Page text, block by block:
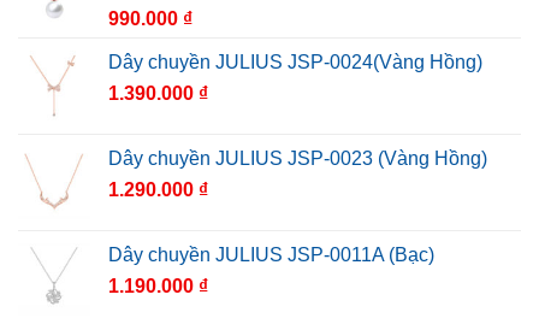
990.000 ₫
Dây chuyền JULIUS JSP-0024(Vàng Hồng)
1.390.000 ₫
Dây chuyền JULIUS JSP-0023 (Vàng Hồng)
1.290.000 ₫
Dây chuyền JULIUS JSP-0011A (Bạc)
1.190.000 ₫